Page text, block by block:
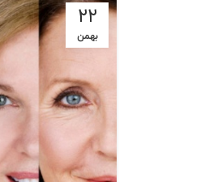
۲۲
بهمن